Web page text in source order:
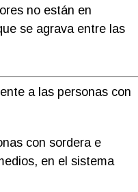
no están en
se agrava entre las
a las personas con
con sordera e
en el sistema